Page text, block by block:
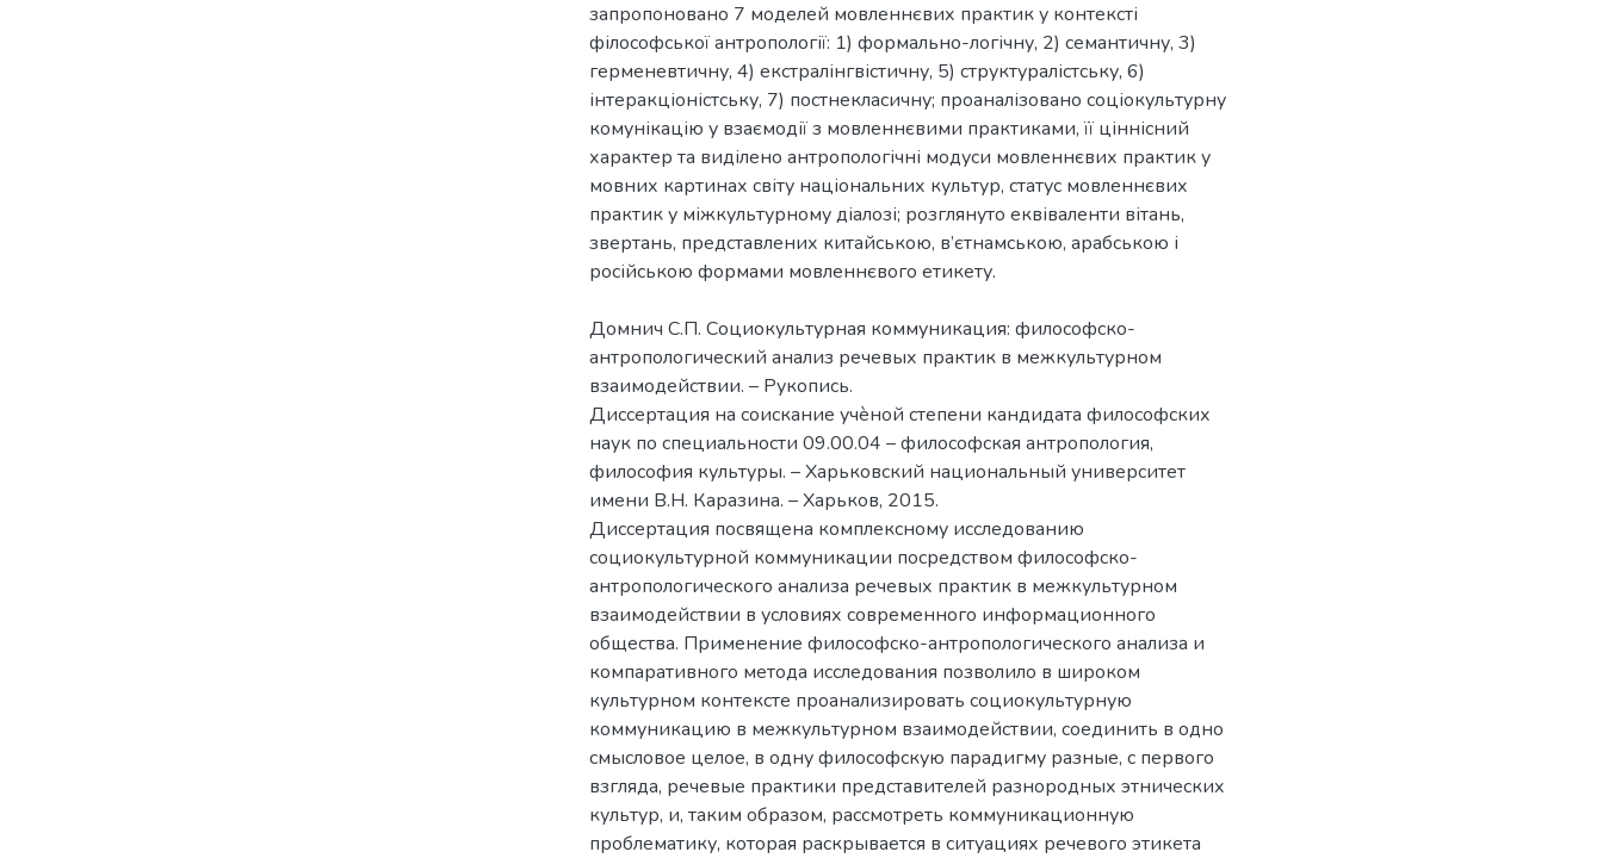
запропоновано 7 моделей мовленнєвих практик у контексті
філософської антропології: 1) формально-логічну, 2) семантичну, 3)
герменевтичну, 4) екстралінгвістичну, 5) структуралістську, 6)
інтеракціоністську, 7) постнекласичну; проаналізовано соціокультурну
комунікацію у взаємодії з мовленнєвими практиками, її ціннісний
характер та виділено антропологічні модуси мовленнєвих практик у
мовних картинах світу національних культур, статус мовленнєвих
практик у міжкультурному діалозі; розглянуто еквіваленти вітань,
звертань, представлених китайською, в’єтнамською, арабською і
російською формами мовленнєвого етикету.
Домнич С.П. Социокультурная коммуникация: философско-
антропологический анализ речевых практик в межкультурном
взаимодействии. – Рукопись.
Диссертация на соискание учѐной степени кандидата философских
наук по специальности 09.00.04 – философская антропология,
философия культуры. – Харьковский национальный университет
имени В.Н. Каразина. – Харьков, 2015.
Диссертация посвящена комплексному исследованию
социокультурной коммуникации посредством философско-
антропологического анализа речевых практик в межкультурном
взаимодействии в условиях современного информационного
общества. Применение философско-антропологического анализа и
компаративного метода исследования позволило в широком
культурном контексте проанализировать социокультурную
коммуникацию в межкультурном взаимодействии, соединить в одно
смысловое целое, в одну философскую парадигму разные, с первого
взгляда, речевые практики представителей разнородных этнических
культур, и, таким образом, рассмотреть коммуникационную
проблематику, которая раскрывается в ситуациях речевого этикета